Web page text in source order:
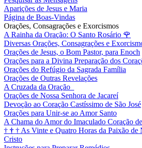
Aparições de Jesus e Maria
Página de Boas-Vindas
Orações, Consagrações e Exorcismos
A Rainha da Oração: O Santo Rosário 🌹
Diversas Orações, Consagrações e
Orações de Jesus, o Bom Pastor, para Enoch
Orações para a Divina Preparação dos
Orações do Refúgio da Sagrada Família
Orações de Outras Revelações
A Cruzada da Oração
Orações de Nossa Senhora de Jacareí
Devoção ao Coração Castíssimo de São José
Orações para Unir-se ao Amor Santo
A Chama do Amor do Imaculado Coração
† † † As Vinte e Quatro Horas da Paixão de
Cristo